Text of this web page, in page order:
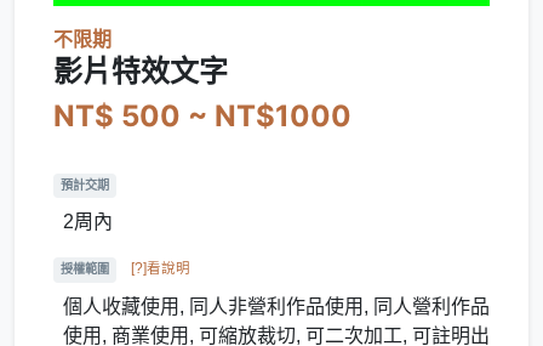
不限期
影片特效文字
NT$ 500 ~ NT$1000
預計交期
2周內
授權範圍 [?]看說明
個人收藏使用, 同人非營利作品使用, 同人營利作品
使用, 商業使用, 可縮放裁切, 可二次加工, 可註明出